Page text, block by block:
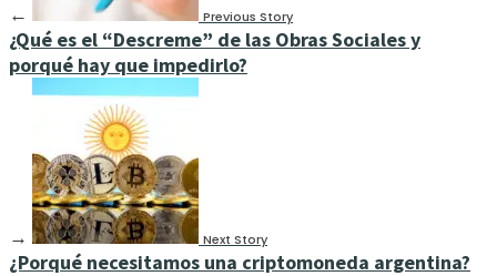
← Previous Story
¿Qué es el “Descreme” de las Obras Sociales y
porqué hay que impedirlo?
→ Next Story
¿Porqué necesitamos una criptomoneda argentina?